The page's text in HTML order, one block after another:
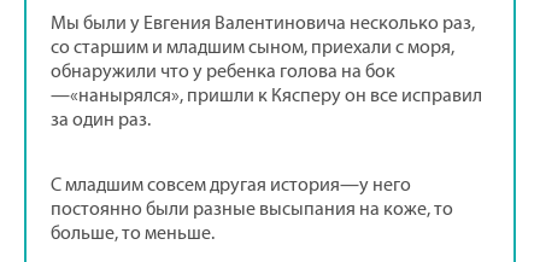
Мы были у Евгения Валентиновича несколько раз,
со старшим и младшим сыном, приехали с моря,
обнаружили что у ребенка голова на бок
—«нанырялся», пришли к Кясперу он все исправил
за один раз.
С младшим совсем другая история—у него
постоянно были разные высыпания на коже, то
больше, то меньше.